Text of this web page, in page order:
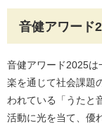
音健アワード
音健アワード2025は
楽を通じて社会課題
われている「うたと
活動に光を当て、優